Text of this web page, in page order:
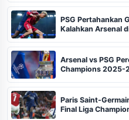
PSG Pertahankan
Kalahkan Arsenal
Arsenal vs PSG
Champions 2025-
Paris Saint-
Final Liga